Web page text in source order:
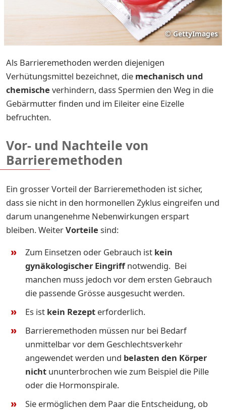
© GettyImages
Als Barrieremethoden werden diejenigen
Verhütungsmittel bezeichnet, die mechanisch und
chemische verhindern, dass Spermien den Weg in die
Gebärmutter finden und im Eileiter eine Eizelle
befruchten.
Vor- und Nachteile von
Barrieremethoden
Ein grosser Vorteil der Barrieremethoden ist sicher,
dass sie nicht in den hormonellen Zyklus eingreifen und
darum unangenehme Nebenwirkungen erspart
bleiben. WeiterVorteile sind:
Zum Einsetzen oder Gebrauch ist kein
gynäkologischer Eingriffnotwendig. Bei
manchen muss jedoch vor dem ersten Gebrauch
die passende Grösse ausgesucht werden.
Es ist kein Rezept erforderlich.
Barrieremethoden müssen nur bei Bedarf
unmittelbar vor dem Geschlechtsverkehr
angewendet werden und belasten den Körper
nicht ununterbrochen wie zum Beispiel die Pille
oder die Hormonspirale.
Sie ermöglichen dem Paar die Entscheidung, ob